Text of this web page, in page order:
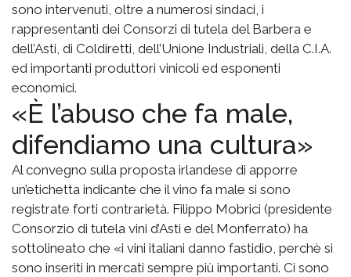
sono intervenuti, oltre a numerosi sindaci, i
rappresentanti dei Consorzi di tutela del Barbera e
dell’Asti, di Coldiretti, dell’Unione Industriali, della C.I.A.
ed importanti produttori vinicoli ed esponenti
economici.
«È l’abuso che fa male,
difendiamo una cultura»
Al convegno sulla proposta irlandese di apporre
un’etichetta indicante che il vino fa male si sono
registrate forti contrarietà. Filippo Mobrici (presidente
Consorzio di tutela vini d’Asti e del Monferrato) ha
sottolineato che «i vini italiani danno fastidio, perchè si
sono inseriti in mercati sempre più importanti. Ci sono